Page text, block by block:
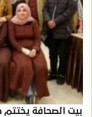
بيت الصحافة يختتم